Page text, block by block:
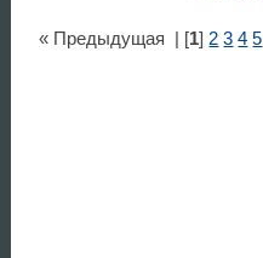
« Предыдущая | [1] 2 3 4 5